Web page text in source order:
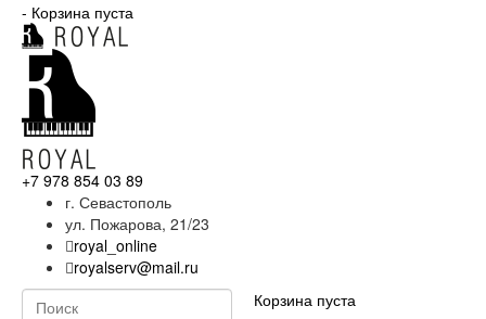
- Корзина пуста
+7 978 854 03 89
г. Севастополь
ул. Пожарова, 21/23
royal_online
royalserv@mail.ru
Корзина пуста